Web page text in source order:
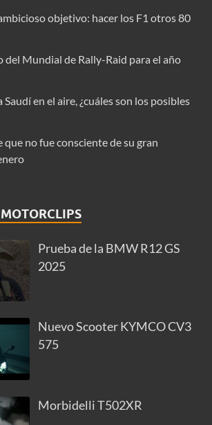
objetivo: hacer los F1 otros 80
del Mundial de Rally-Raid para el año
Saudí en el aire, ¿cuáles son los posibles
no fue consciente de su gran
Prueba de la BMW R12 GS
2025
Nuevo Scooter KYMCO CV3
575
Morbidelli T502XR